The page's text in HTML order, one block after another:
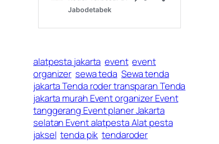
alatpesta jakarta event event
organizer sewa teda Sewa tenda
jakarta Tenda roder transparan Tenda
jakarta murah Event organizer Event
tanggerang Event planer Jakarta
selatan Event alatpesta Alat pesta
jaksel tenda pik tendaroder